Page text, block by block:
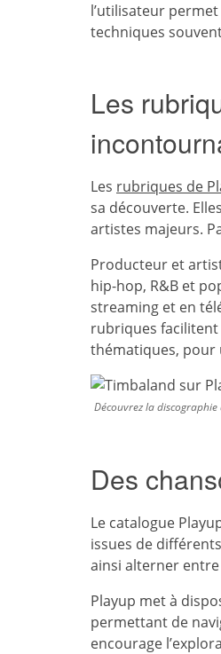
l’utilisateur
techniques
Les
Les rubriques de
sa découverte.
artistes majeurs.
Producteur et
hip-hop, R&B et
streaming et en
rubriques facilitent
thématiques, pour
Découvrez la
Des
Le catalogue
issues de
ainsi alterner
Playup met à
permettant de
encourage